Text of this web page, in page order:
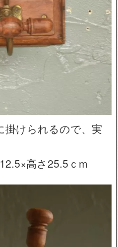
掛けられるので、実
高さ25.5ｃm